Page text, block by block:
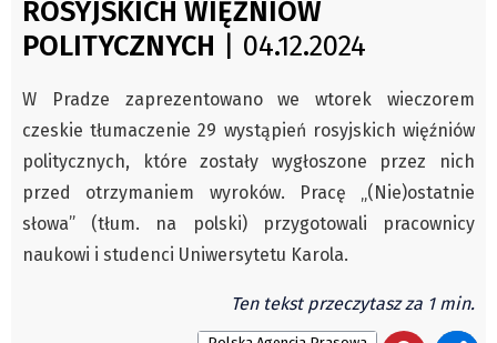
Wydawca
Fundusz Rozwoju Zaolzia
Sekretariat
Napisz artykuł
Zamów prenumeratę
Reklama
OGÓLNE WARUNKI HANDLOWE
PZKO
ROSYJSKICH WIĘŹNIÓW
POLITYCZNYCH | 04.12.2024
W Pradze zaprezentowano we wtorek wieczorem
czeskie tłumaczenie 29 wystąpień rosyjskich więźniów
politycznych, które zostały wygłoszone przez nich
przed otrzymaniem wyroków. Pracę „(Nie)ostatnie
słowa” (tłum. na polski) przygotowali pracownicy
naukowi i studenci Uniwersytetu Karola.
Ten tekst przeczytasz za 1 min.